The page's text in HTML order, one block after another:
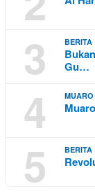
3 BERITA
Gu…
4
5 BERITA